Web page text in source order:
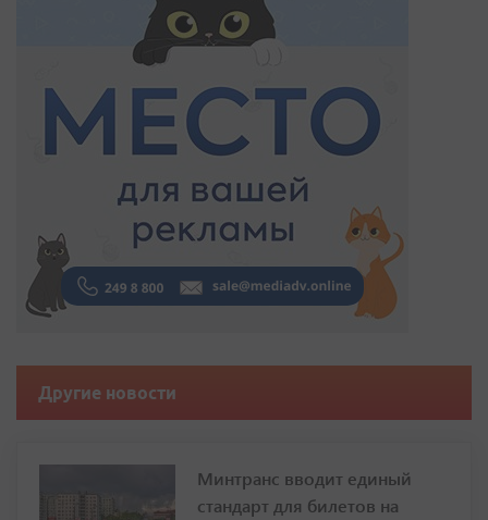
Другие новости
Минтранс вводит единый
стандарт для билетов на